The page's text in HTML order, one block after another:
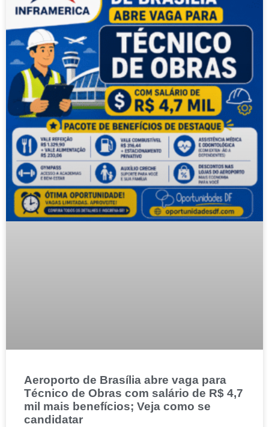
Aeroporto de Brasília abre vaga para
Técnico de Obras com salário de R$ 4,7
mil mais benefícios; Veja como se
candidatar